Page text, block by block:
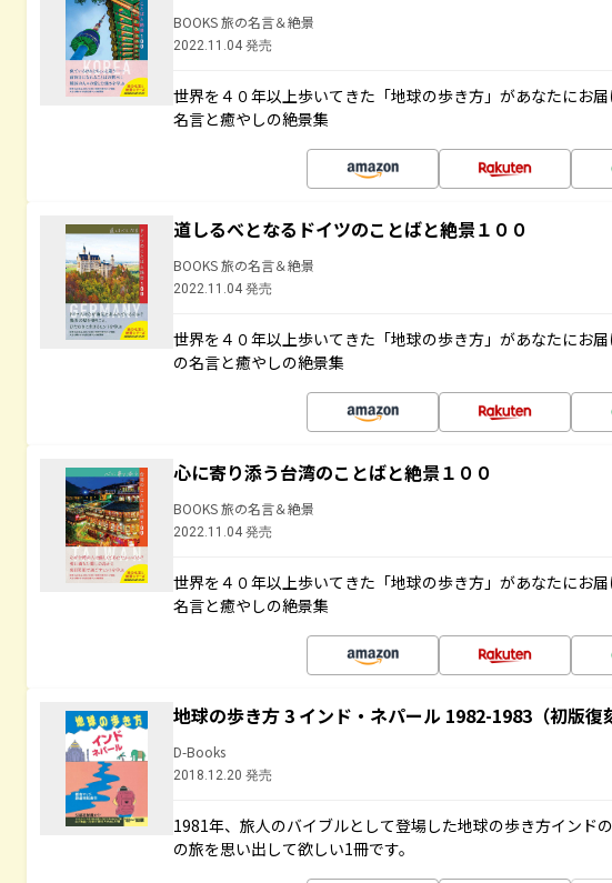
BOOKS 旅の名言＆絶景
2022.11.04 発売
世界を４０年以上歩いてきた「地球の歩き方」があなたにお
名言と癒やしの絶景集
道しるべとなるドイツのことばと絶景１００
BOOKS 旅の名言＆絶景
2022.11.04 発売
世界を４０年以上歩いてきた「地球の歩き方」があなたにお
の名言と癒やしの絶景集
心に寄り添う台湾のことばと絶景１００
BOOKS 旅の名言＆絶景
2022.11.04 発売
世界を４０年以上歩いてきた「地球の歩き方」があなたにお
名言と癒やしの絶景集
地球の歩き方 3 インド・ネパール 1982-1983（初版復
D-Books
2018.12.20 発売
1981年、旅人のバイブルとして登場した地球の歩き方イン
の旅を思い出して欲しい1冊です。